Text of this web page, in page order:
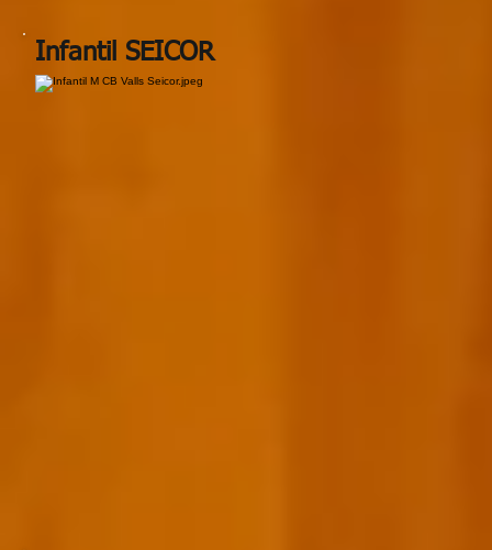
Infantil SEICOR